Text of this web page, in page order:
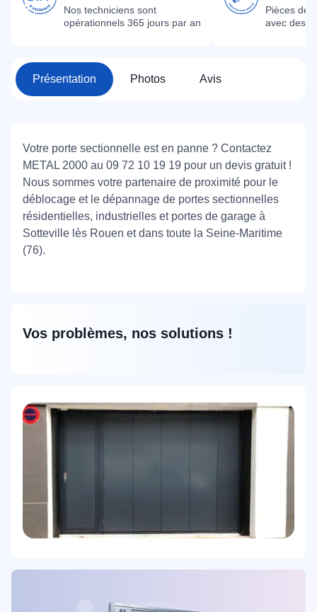
Nos techniciens sont
opérationnels 365 jours par an
Pièces
avec des
Présentation Photos Avis
Votre porte sectionnelle est en panne ? Contactez
METAL 2000 au 09 72 10 19 19 pour un devis gratuit !
Nous sommes votre partenaire de proximité pour le
déblocage et le dépannage de portes sectionnelles
résidentielles, industrielles et portes de garage à
Sotteville lès Rouen et dans toute la Seine-Maritime
(76).
Vos problèmes, nos solutions !